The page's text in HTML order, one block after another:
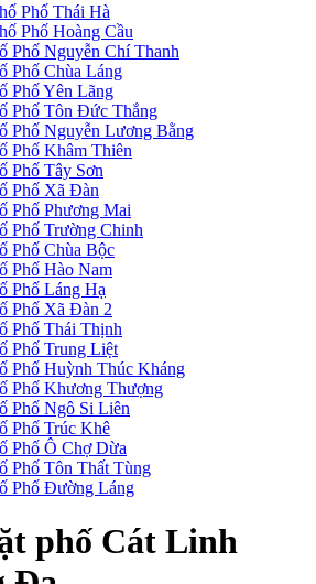
Phố Thái Hà
Phố Hoàng Cầu
Phố Nguyễn Chí Thanh
Phố Chùa Láng
Phố Yên Lãng
Phố Tôn Đức Thắng
Phố Nguyễn Lương Bằng
Phố Khâm Thiên
Phố Tây Sơn
Phố Xã Đàn
Phố Phương Mai
Phố Trường Chinh
Phố Chùa Bộc
Phố Hào Nam
Phố Láng Hạ
Phố Xã Đàn 2
Phố Thái Thịnh
Phố Trung Liệt
Phố Huỳnh Thúc Kháng
Phố Khương Thượng
Phố Ngô Si Liên
Phố Trúc Khê
Phố Ô Chợ Dừa
Phố Tôn Thất Tùng
Phố Đường Láng
phố Cát Linh